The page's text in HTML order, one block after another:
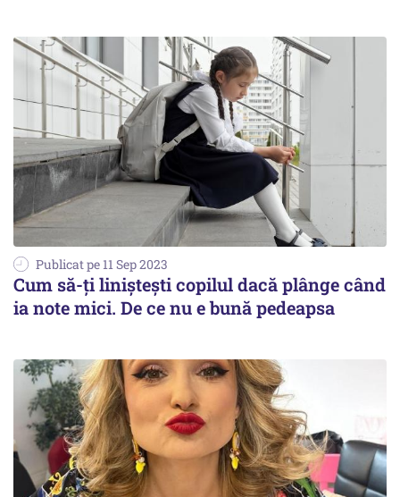
Publicat pe 11 Sep 2023
Cum să-ți liniștești copilul dacă plânge când
ia note mici. De ce nu e bună pedeapsa